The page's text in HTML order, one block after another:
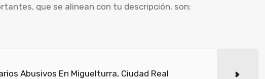
que se alinean con tu descripción, son:
Abusivos En Miguelturra, Ciudad Real